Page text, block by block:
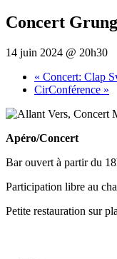
Concert
14 juin 2024 @ 20h30
« Concert: Clap
CirConférence »
Apéro/Concert
Bar ouvert à partir du
Participation libre au
Petite restauration sur